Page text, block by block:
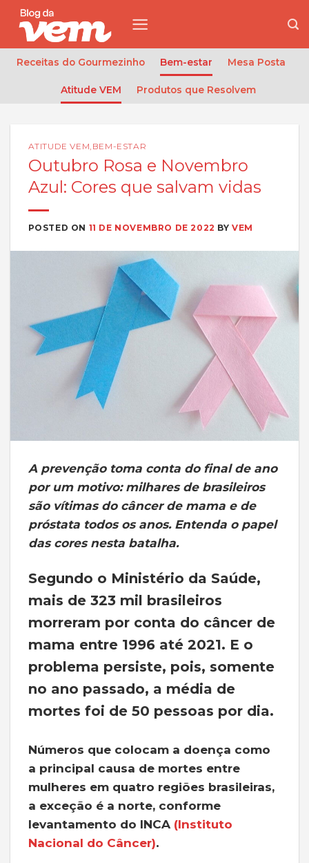
Skip
content
Receitas do Gourmezinho Bem-estar Mesa Posta
Atitude VEM Produtos que Resolvem
ATITUDE VEM BEM-ESTAR
Outubro Rosa e Novembro
Azul: Cores que salvam vidas
POSTED ON 11 DE NOVEMBRO DE 2022 BYVEM
A prevenção toma conta do final de ano
por um motivo: milhares de brasileiros
são vítimas do câncer de mama e de
próstata todos os anos. Entenda o papel
das cores nesta batalha.
Segundo o Ministério da Saúde,
mais de 323 mil brasileiros
morreram por conta do câncer de
mama entre 1996 até 2021. E o
problema persiste, pois, somente
no ano passado, a média de
mortes foi de 50 pessoas por dia.
Números que colocam a doença como
a principal causa de mortes entre
mulheres em quatro regiões brasileiras,
a exceção é a norte, conforme
levantamento do INCA (Instituto
Nacional do Câncer).